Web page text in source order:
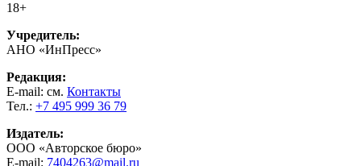
18+
Учредитель:
АНО «ИнПресс»
Редакция:
E-mail: см. Контакты
Тел.: +7 495 999 36 79
Издатель:
ООО «Авторское бюро»
E-mail: 7404263@mail.ru